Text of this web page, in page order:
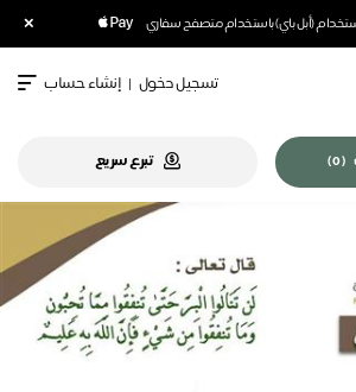
(أبل باي) باستخدام متصفح سفاري ×
تسجيل دخول | إنشاء حساب
(
0
) تبرع سريع